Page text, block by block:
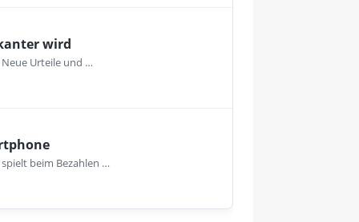
wird
Urteile und …
beim Bezahlen …